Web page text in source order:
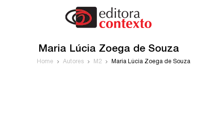
Maria Lúcia Zoega de Souza
Home Autores M2 Maria Lúcia Zoega de Souza